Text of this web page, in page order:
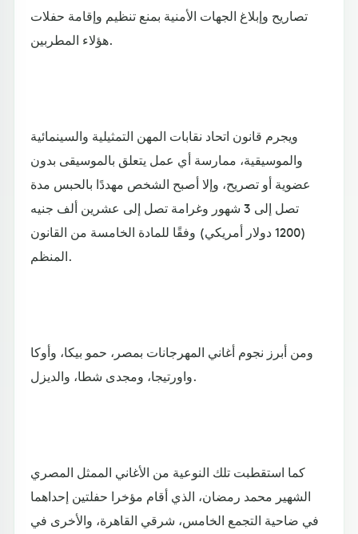
تصاريح وإبلاغ الجهات الأمنية بمنع تنظيم وإقامة حفلات
هؤلاء المطربين.
ويجرم قانون اتحاد نقابات المهن التمثيلية والسينمائية
والموسيقية، ممارسة أي عمل يتعلق بالموسيقى بدون
عضوية أو تصريح، وإلا أصبح الشخص مهددًا بالحبس مدة
تصل إلى 3 شهور وغرامة تصل إلى عشرين ألف جنيه
(1200 دولار أمريكي) وفقًا للمادة الخامسة من القانون
المنظم.
ومن أبرز نجوم أغاني المهرجانات بمصر، حمو بيكا، وأوكا
واورتيجا، ومجدى شطا، والديزل.
كما استقطبت تلك النوعية من الأغاني الممثل المصري
الشهير محمد رمضان، الذي أقام مؤخرا حفلتين إحداهما
في ضاحية التجمع الخامس، شرقي القاهرة، والأخرى في